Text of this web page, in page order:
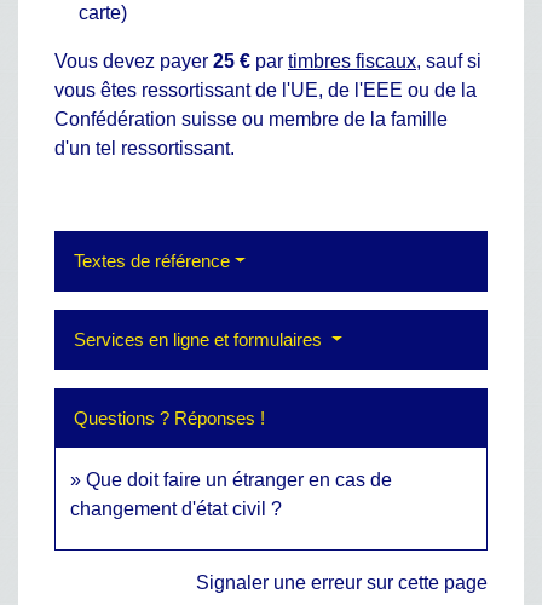
carte)
Vous devez payer 25 € par timbres fiscaux, sauf si
vous êtes ressortissant de l'UE, de l'EEE ou de la
Confédération suisse ou membre de la famille
d'un tel ressortissant.
Textes de référence
Services en ligne et formulaires
Questions ? Réponses !
Que doit faire un étranger en cas de
changement d'état civil ?
Signaler une erreur sur cette page